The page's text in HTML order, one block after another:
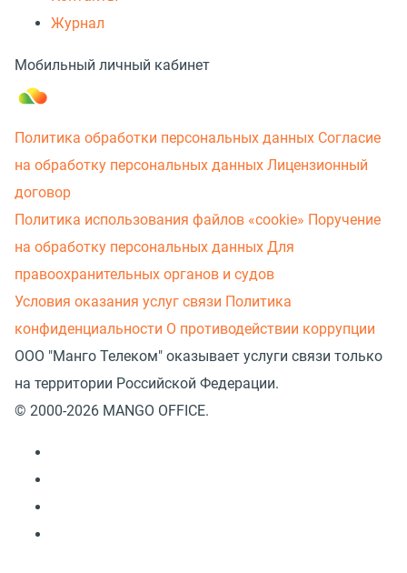
Журнал
Мобильный личный кабинет
Политика обработки персональных данных Согласие
на обработку персональных данных Лицензионный
договор
Политика использования файлов «cookie» Поручение
на обработку персональных данных Для
правоохранительных органов и судов
Условия оказания услуг связи Политика
конфиденциальности О противодействии коррупции
ООО "Манго Телеком" оказывает услуги связи только
на территории Российской Федерации.
© 2000-2026 MANGO OFFICE.